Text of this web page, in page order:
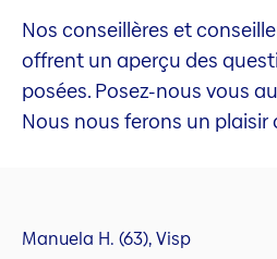
Nos conseillères et
offrent un aperçu des
posées. Posez-nous vous
Nous nous ferons un plaisir
Manuela H. (63), Visp